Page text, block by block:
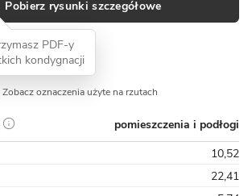
Pobierz rysunki szczegółowe
PDF-y
kondygnacji
Zobacz oznaczenia użyte na rzutach
pomieszczenia i podłogi
10,52
22,41